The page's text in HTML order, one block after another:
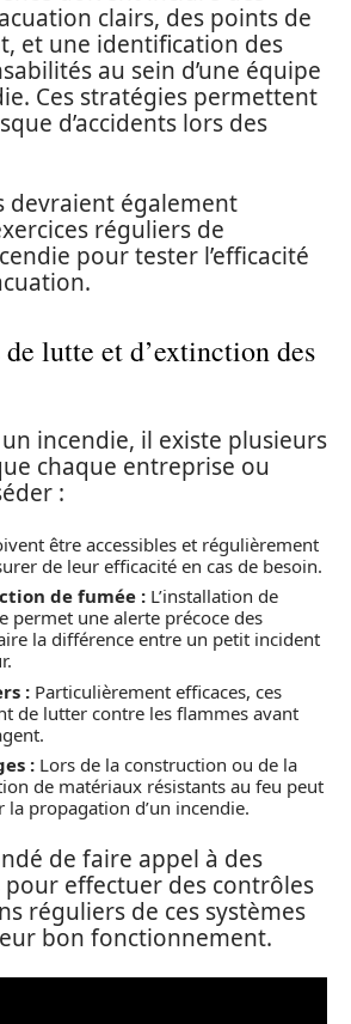
clairs, des points de
et une identification des
au sein d’une équipe
Ces stratégies permettent
d’accidents lors des
devraient également
réguliers de
pour tester l’efficacité
lutte et d’extinction des
incendie, il existe plusieurs
chaque entreprise ou
:
être accessibles et régulièrement
de leur efficacité en cas de besoin.
de fumée : L’installation de
permet une alerte précoce des
la différence entre un petit incident
: Particulièrement efficaces, ces
de lutter contre les flammes avant
: Lors de la construction ou de la
de matériaux résistants au feu peut
propagation d’un incendie.
de faire appel à des
effectuer des contrôles
réguliers de ces systèmes
bon fonctionnement.